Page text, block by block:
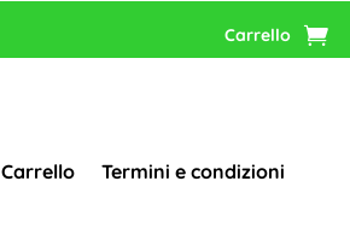
Carrello
Carrello Termini e condizioni